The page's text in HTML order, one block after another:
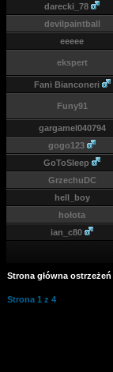
darecki_78
devilpaintball
eeeee
ekspert
Fani Bianconeri
Funy91
gargamel040794
gogo123
GoToSleep
GrzechuDC
hell_boy
hołota
ian_c80
Strona główna ostrzeżeń
Strona 1 z 4